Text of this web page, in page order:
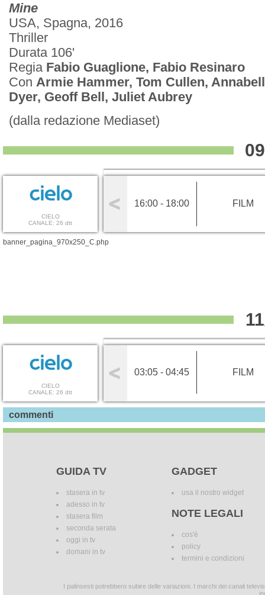
Mine
USA, Spagna, 2016
Thriller
Durata 106'
Regia Fabio Guaglione, Fabio Resinaro
Con Armie Hammer, Tom Cullen,
Dyer, Geoff Bell, Juliet Aubrey
(dalla redazione Mediaset)
CIELO
CANALE: 26 dtt
16:00 - 18:00 FILM
banner_pagina_970x250_C.php
CIELO
CANALE: 26 dtt
03:05 - 04:45 FILM
commenti
GUIDA TV
stasera in tv
adesso in tv
stasera film
seconda serata
oggi in tv
domani in tv
GADGET
usa il nostro widget
NOTE LEGALI
cos'è
policy
termini e condizioni
I palinsesti potrebbero subire delle variazioni. I marchi dei canali